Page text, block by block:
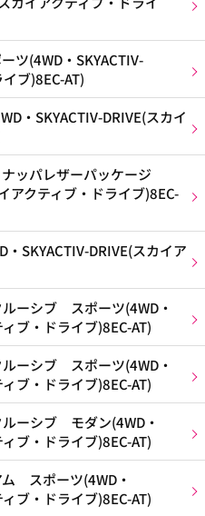
(4WD・SKYACTIV-
ブ)8EC-AT)
・SKYACTIV-DRIVE(スカイ
ッパレザーパッケージ
アクティブ・ドライブ)8EC-
SKYACTIV-DRIVE(スカイア
ーシブ スポーツ(4WD・
ブ・ドライブ)8EC-AT)
ーシブ スポーツ(4WD・
ブ・ドライブ)8EC-AT)
ーシブ モダン(4WD・
ブ・ドライブ)8EC-AT)
スポーツ(4WD・
ブ・ドライブ)8EC-AT)